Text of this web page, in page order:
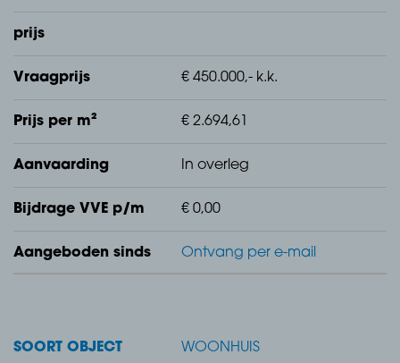
Voortuin, v.v. sierbestrating.
Achtertuin, v.v. sierbestrating.
Aangebouwde berging, v.v. elektra en toegang
prijs
Vraagprijs € 450.000,- k.k.
Prijs per m² € 2.694,61
Aanvaarding In overleg
Bijdrage VVE p/m € 0,00
Aangeboden sinds Ontvang per e-mail
SOORT OBJECT WOONHUIS